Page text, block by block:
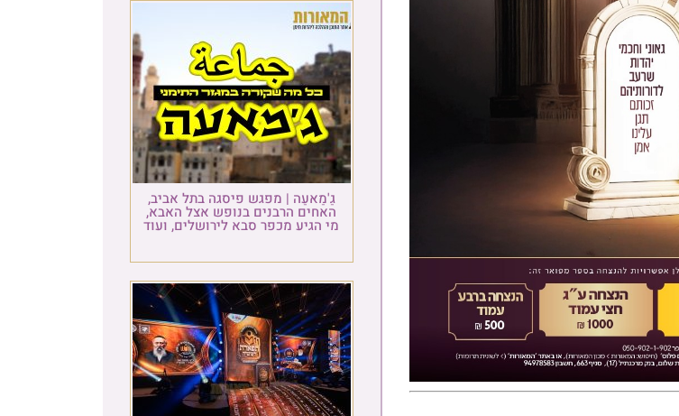
גַ'מַאעַה | מפגש פיסגה בתל אביב,
האחים הרבנים בנופש אצל האבא,
מי הגיע מכפר סבא לירושלים, ועוד